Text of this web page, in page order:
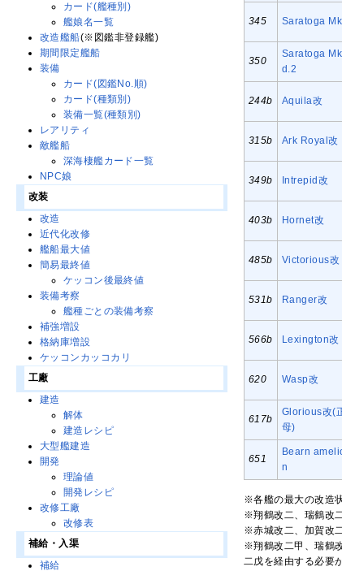
345 Saratoga
350
Saratoga
d.2
244b Aquila改
315b Ark Royal改
349b Intrepid改
403b Hornet改
485b Victorious改
531b Ranger改
566b Lexington改
620 Wasp改
617b
Glorious改(
母)
651
Bearn
n
※各艦の最大の改造
※翔鶴改二、瑞鶴改
※赤城改二、加賀改
※翔鶴改二甲、瑞鶴
二戊を経由する必要
カード(艦種別)
艦娘名一覧
改造艦船(※図鑑非登録艦)
期間限定艦船
装備
カード(図鑑No.順)
カード(種類別)
装備一覧(種類別)
レアリティ
敵艦船
深海棲艦カード一覧
NPC娘
改装
改造
近代化改修
艦船最大値
簡易最終値
ケッコン後最終値
装備考察
艦種ごとの装備考察
補強増設
格納庫増設
ケッコンカッコカリ
工廠
建造
解体
建造レシピ
大型艦建造
開発
理論値
開発レシピ
改修工廠
改修表
補給・入渠
補給